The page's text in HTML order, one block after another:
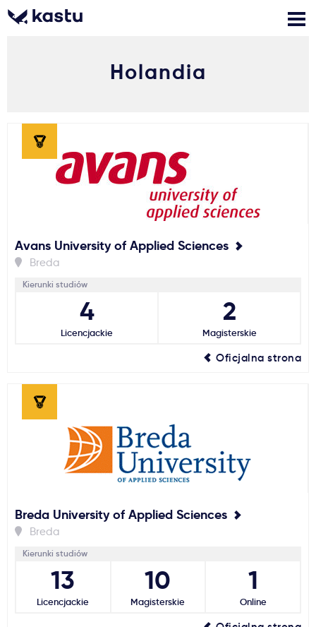
Powiadomienia
Formularz aplikacyjny
Bezpłatne konsultacje
Gdzie studiować?
Ważne
Dlaczego Kastu?
Aktualności
Holandia
Avans University of Applied Sciences
Breda
Kierunki studiów
4
Licencjackie
2
Magisterskie
Oficjalna strona
Breda University of Applied Sciences
Breda
Kierunki studiów
13
Licencjackie
10
Magisterskie
1
Online